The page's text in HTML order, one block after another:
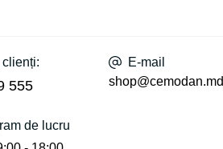
555
de lucru
E-mail
shop@cemodan.md